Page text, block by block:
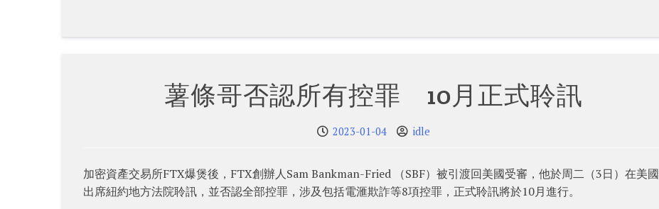
薯條哥否認所有控罪 10月正式聆訊
2023-01-04 idle
加密資產交易所FTX爆煲後，FTX創辦人Sam Bankman-Fried （SBF）被引渡回美國受審，他於周二（3日）在美國
出席紐約地方法院聆訊，並否認全部控罪，涉及包括電滙欺詐等8項控罪，正式聆訊將於10月進行。